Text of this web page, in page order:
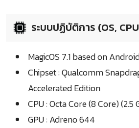
ระบบปฏิบัติการ (OS,
MagicOS 7.1 based on
Chipset : Qualcomm
Accelerated Edition
CPU : Octa Core (8 Core) (2.5
GPU : Adreno 644